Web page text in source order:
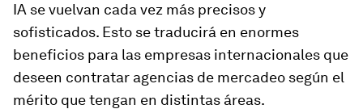
IA se vuelvan cada vez más precisos y
sofisticados. Esto se traducirá en enormes
beneficios para las empresas internacionales que
deseen contratar agencias de mercadeo según el
mérito que tengan en distintas áreas.